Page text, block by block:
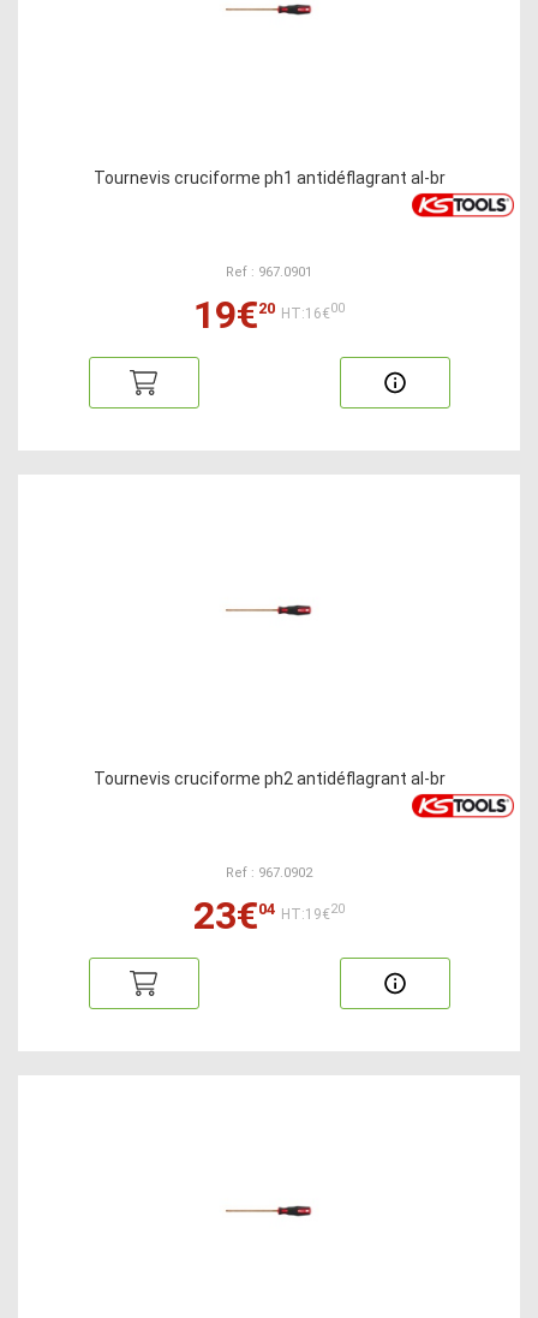
Tournevis cruciforme ph1 antidéflagrant al-br
Ref : 967.0901
19€20 HT:16€00
Tournevis cruciforme ph2 antidéflagrant al-br
Ref : 967.0902
23€04 HT:19€20